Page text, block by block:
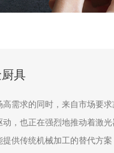
具
高需求的同时，来自市场要
动，也正在强烈地推动着激
提供传统机械加工的替代方